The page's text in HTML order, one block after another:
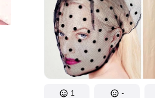
1 -